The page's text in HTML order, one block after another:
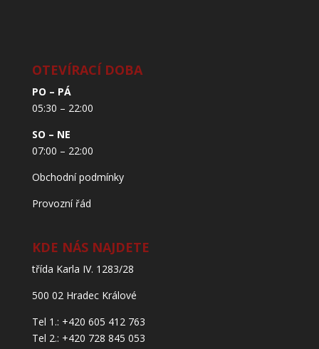
OTEVÍRACÍ DOBA
PO – PÁ
05:30 – 22:00
SO – NE
07:00 – 22:00
Obchodní podmínky
Provozní řád
KDE NÁS NAJDETE
třída Karla IV. 1283/28
500 02 Hradec Králové
Tel 1.: +420 605 412 763
Tel 2.: +420 728 845 053